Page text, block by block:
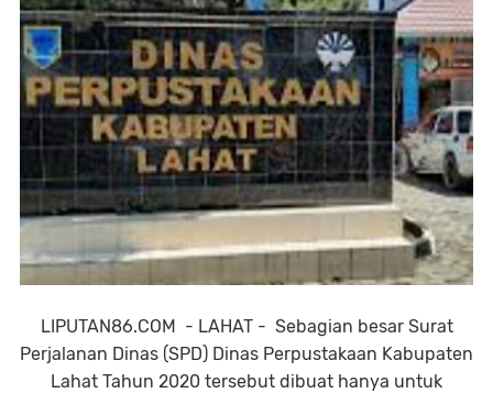
LIPUTAN86.COM - LAHAT - Sebagian besar Surat
Perjalanan Dinas (SPD) Dinas Perpustakaan Kabupaten
Lahat Tahun 2020 tersebut dibuat hanya untuk